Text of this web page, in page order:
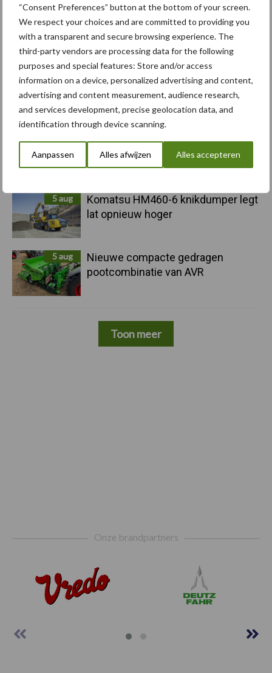
“Consent Preferences” button at the bottom of your screen.
We respect your choices and are committed to providing you
with a transparent and secure browsing experience. The
third-party vendors are processing data for the following
purposes and special features: Store and/or access
information on a device, personalized advertising and content,
advertising and content measurement, audience research,
and services development, precise geolocation data, and
identification through device scanning.
Aanpassen Alles afwijzen Alles accepteren
Sidebar
6 aug
"Hoge verwachtingen van schijven
voor kouters"
5 aug
Albourgh Tyres breidt uit naar
nieuwe marktsegmenten
5 aug
Caterpillar breidt gamma
elektrische bulldozers uit
5 aug
Komatsu HM460-6 knikdumper legt
lat opnieuw hoger
5 aug
Nieuwe compacte gedragen
pootcombinatie van AVR
Toon meer
Onze brandpartners